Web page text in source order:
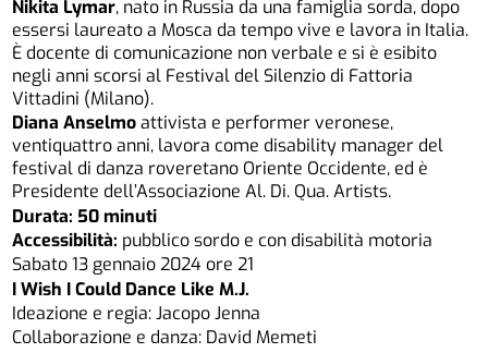
Nikita Lymar, nato in Russia da una famiglia sorda, dopo
essersi laureato a Mosca da tempo vive e lavora in Italia.
È docente di comunicazione non verbale e si è esibito
negli anni scorsi al Festival del Silenzio di Fattoria
Vittadini (Milano).
Diana Anselmoattivista e performer veronese,
ventiquattro anni, lavora come disability manager del
festival di danza roveretano Oriente Occidente, ed è
Presidente dell’Associazione Al. Di. Qua. Artists.
Durata: 50 minuti
Accessibilità: pubblico sordo e con disabilità motoria
Sabato 13 gennaio 2024 ore 21
I Wish I Could Dance Like M.J.
Ideazione e regia: Jacopo Jenna
Collaborazione e danza: David Memeti